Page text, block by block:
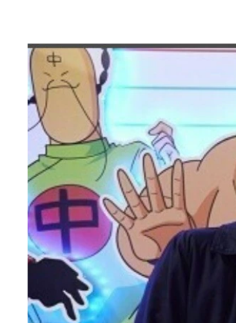
人気小説家の燃え殻さんと爪切男